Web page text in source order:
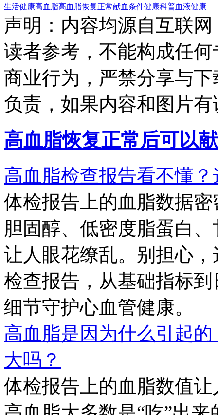
生活健康高血脂高血脂恢复正常献血条件健康科普血液健康
声明：内容均源自互联
读者参考，不能构成任
商业行为，严禁分享与
负责，如果内容和图片
高血脂恢复正常后可以
高血脂检查报告看不懂
体检报告上的血脂数据
胆固醇、低密度脂蛋白
让人眼花缭乱。别担心
检查报告，从基础指标
细节守护心血管健康。
高血脂是因为什么引起
大吗？
体检报告上的血脂数值